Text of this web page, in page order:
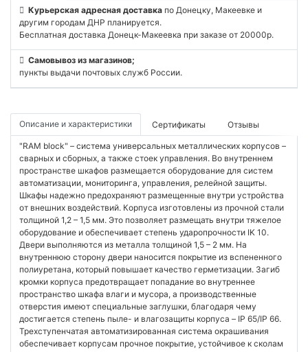
Курьерская адресная доставка по Донецку, Макеевке и
другим городам ДНР планируется.
Бесплатная доставка Донецк-Макеевка при заказе от 20000р.
Самовывоз из магазинов;
пункты выдачи почтовых служб России.
Описание и характеристики Сертификаты Отзывы
"RAM block" – система универсальных металлических корпусов –
сварных и сборных, а также стоек управления. Во внутреннем
пространстве шкафов размещается оборудование для систем
автоматизации, мониторинга, управления, релейной защиты.
Шкафы надежно предохраняют размещенные внутри устройства
от внешних воздействий. Корпуса изготовлены из прочной стали
толщиной 1,2 – 1,5 мм. Это позволяет размещать внутри тяжелое
оборудование и обеспечивает степень ударопрочности IK 10.
Двери выполняются из металла толщиной 1,5 – 2 мм. На
внутреннюю сторону двери наносится покрытие из вспененного
полиуретана, который повышает качество герметизации. Загиб
кромки корпуса предотвращает попадание во внутреннее
пространство шкафа влаги и мусора, а производственные
отверстия имеют специальные заглушки, благодаря чему
достигается степень пыле- и влагозащиты корпуса – IP 65/IP 66.
Трехступенчатая автоматизированная система окрашивания
обеспечивает корпусам прочное покрытие, устойчивое к сколам